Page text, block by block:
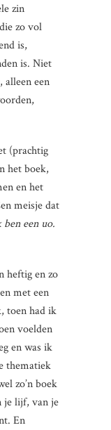
zin
zo vol
is,
is. Niet
een
(prachtig
het boek,
en het
meisje dat
ben een uo.
heftig en zo
met een
toen had ik
voelden
en was ik
thematiek
zo’n boek
je lijf, van je
En